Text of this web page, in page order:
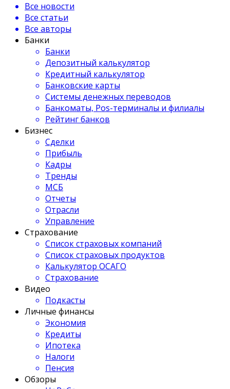
Все новости
Все статьи
Все авторы
Банки
Банки
Депозитный калькулятор
Кредитный калькулятор
Банковские карты
Системы денежных переводов
Банкоматы, Pos-терминалы и филиалы
Рейтинг банков
Бизнес
Сделки
Прибыль
Кадры
Тренды
МСБ
Отчеты
Отрасли
Управление
Страхование
Список страховых компаний
Список страховых продуктов
Калькулятор ОСАГО
Страхование
Видео
Подкасты
Личные финансы
Экономия
Кредиты
Ипотека
Налоги
Пенсия
Обзоры